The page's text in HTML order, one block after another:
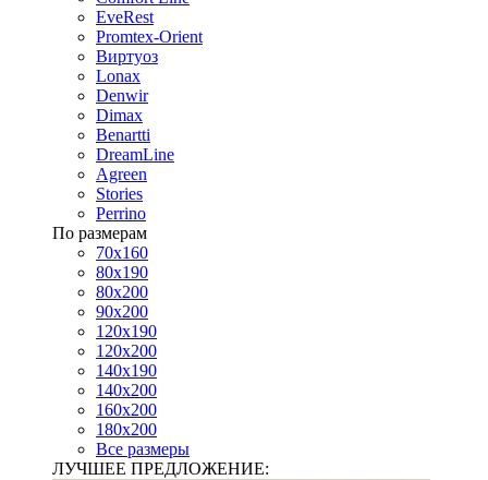
EveRest
Promtex-Orient
Виртуоз
Lonax
Denwir
Dimax
Benartti
DreamLine
Agreen
Stories
Perrino
По размерам
70х160
80х190
80х200
90х200
120х190
120х200
140х190
140х200
160х200
180х200
Все размеры
ЛУЧШЕЕ ПРЕДЛОЖЕНИЕ: